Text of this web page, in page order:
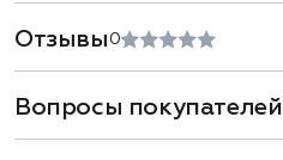
Отзывы 0
Вопросы покупателей